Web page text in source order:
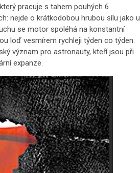
pracuje s tahem pouhých 6
nejde o krátkodobou hrubou sílu jako u
se motor spoléhá na konstantní
loď vesmírem rychleji týden co týden.
význam pro astronauty, kteří jsou při
expanze.